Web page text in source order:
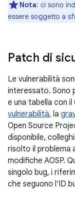
Nota: ci sono
essere soggetto a
Patch di
Le vulnerabilità
interessato. Sono
e una tabella con
vulnerabilità, la
Open Source
disponibile,
risolto il problema
modifiche AOSP.
singolo bug, i
che seguono l'ID